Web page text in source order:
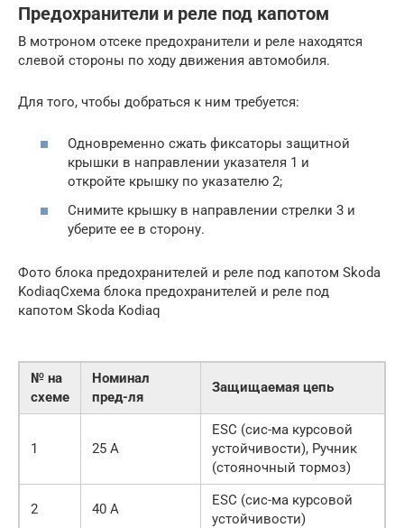
Предохранители и реле под капотом
В мотроном отсеке предохранители и реле находятся
слевой стороны по ходу движения автомобиля.
Для того, чтобы добраться к ним требуется:
Одновременно сжать фиксаторы защитной
крышки в направлении указателя 1 и
откройте крышку по указателю 2;
Снимите крышку в направлении стрелки 3 и
уберите ее в сторону.
Фото блока предохранителей и реле под капотом Skoda
KodiaqСхема блока предохранителей и реле под
капотом Skoda Kodiaq
№ на
схеме
Номинал
пред-ля
Защищаемая цепь
1 25 А
ESC (сис-ма курсовой
устойчивости), Ручник
(стояночный тормоз)
2 40 А
ESC (сис-ма курсовой
устойчивости)